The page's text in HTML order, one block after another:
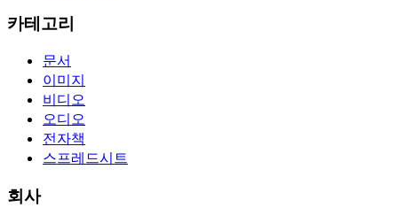
카테고리
문서
이미지
비디오
오디오
전자책
스프레드시트
회사